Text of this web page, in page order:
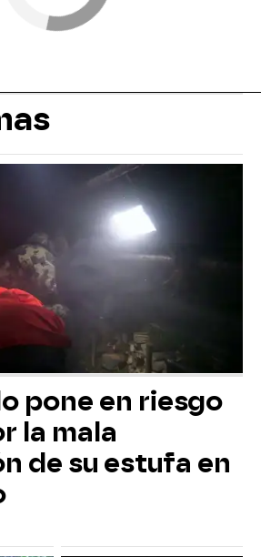
pone en riesgo
la mala
de su estufa en